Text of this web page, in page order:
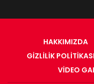
HAKKIMIZDA
GIZLILIK POLITIKASI
VIDEO